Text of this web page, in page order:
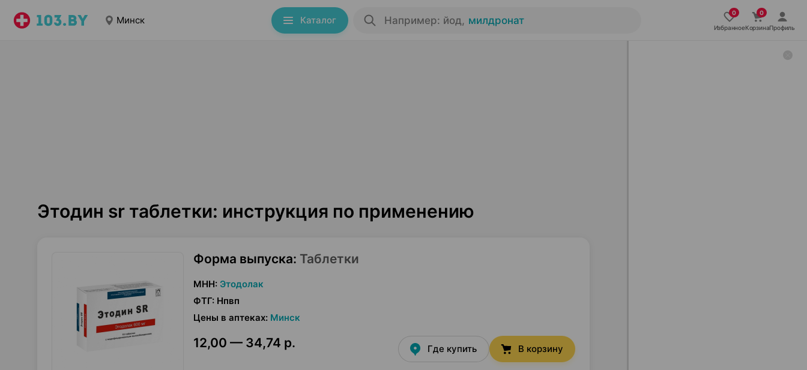
Минск Каталог Например: йод, милдронат
ИзбранноеКорзинаПрофиль
Этодин sr таблетки: инструкция по применению
Форма выпуска: Таблетки
МНН: Этодолак
ФТГ: Нпвп
Цены в аптеках: Минск
12,00 — 34,74 р. Где купить В корзину